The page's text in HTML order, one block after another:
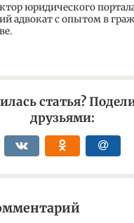
юридического
адвокат с опытом в
статья?
друзьями: